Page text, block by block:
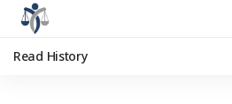
Read History